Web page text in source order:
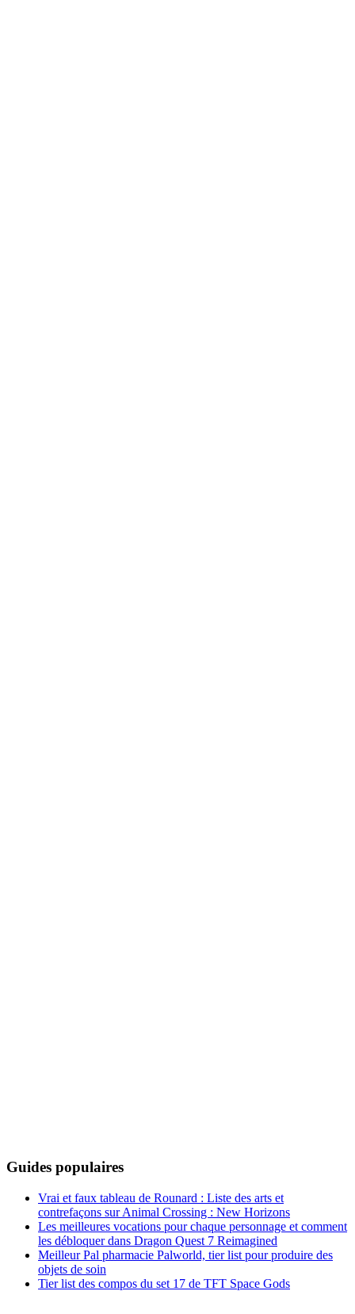
Guides populaires
Vrai et faux tableau de Rounard : Liste des arts et
contrefaçons sur Animal Crossing : New Horizons
Les meilleures vocations pour chaque personnage et comment
les débloquer dans Dragon Quest 7 Reimagined
Meilleur Pal pharmacie Palworld, tier list pour produire des
objets de soin
Tier list des compos du set 17 de TFT Space Gods